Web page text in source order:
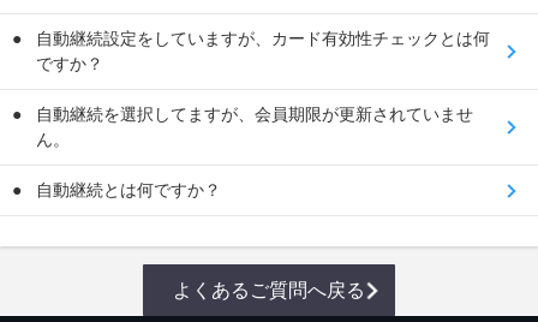
自動継続設定をしていますが、カード有効性チェックとは何
ですか？
自動継続を選択してますが、会員期限が更新されていませ
ん。
自動継続とは何ですか？
よくあるご質問へ戻る